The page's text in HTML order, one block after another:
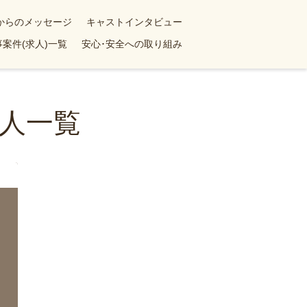
らのメッセージ
キャストインタビュー
案件(求人)一覧 安心･安全への取り組み
一覧